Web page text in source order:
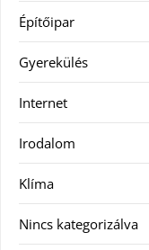
Építőipar
Gyerekülés
Internet
Irodalom
Klíma
Nincs kategorizálva